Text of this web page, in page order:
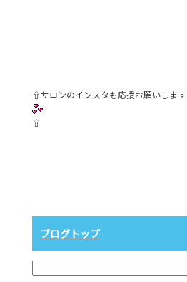
⇧サロンのインスタも応援お願いします
⇧
ブログトップ